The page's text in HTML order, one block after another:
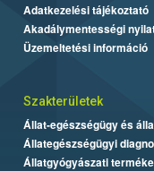
Adatkezelési tájékoztató
Akadálymentességi
Üzemeltetési információ
Szakterületek
Állat-egészségügy és
Állategészségügyi
Állatgyógyászati